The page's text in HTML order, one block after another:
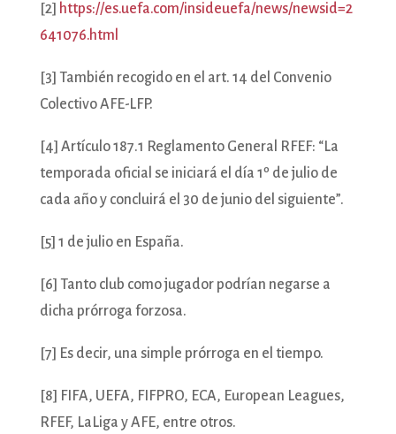
[2] https://es.uefa.com/insideuefa/news/newsid=2
641076.html
[3] También recogido en el art. 14 del Convenio
Colectivo AFE-LFP.
[4] Artículo 187.1 Reglamento General RFEF: “La
temporada oficial se iniciará el día 1º de julio de
cada año y concluirá el 30 de junio del siguiente”.
[5] 1 de julio en España.
[6] Tanto club como jugador podrían negarse a
dicha prórroga forzosa.
[7] Es decir, una simple prórroga en el tiempo.
[8] FIFA, UEFA, FIFPRO, ECA, European Leagues,
RFEF, LaLiga y AFE, entre otros.